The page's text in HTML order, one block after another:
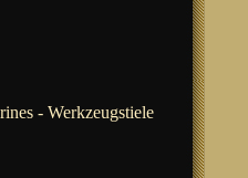
- Werkzeugstiele